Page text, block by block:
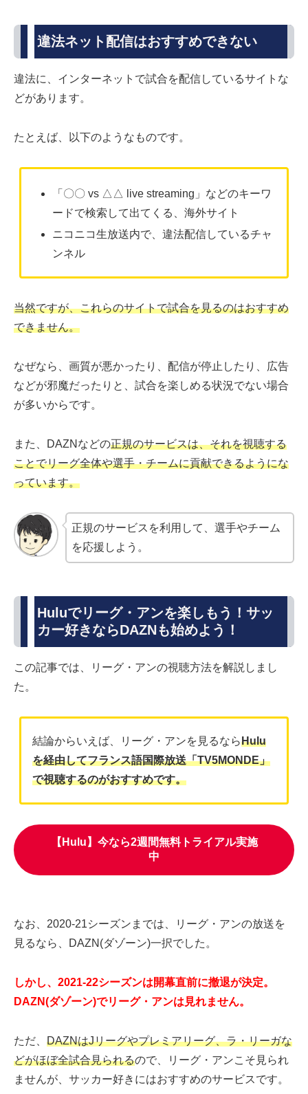
違法ネット配信はおすすめできない
違法に、インターネットで試合を配信しているサイトな
どがあります。
たとえば、以下のようなものです。
「〇〇 vs △△ live streaming」などのキーワ
ードで検索して出てくる、海外サイト
ニコニコ生放送内で、違法配信しているチャ
ンネル
当然ですが、これらのサイトで試合を見るのはおすすめ
できません。
なぜなら、画質が悪かったり、配信が停止したり、広告
などが邪魔だったりと、試合を楽しめる状況でない場合
が多いからです。
また、DAZNなどの正規のサービスは、それを視聴する
ことでリーグ全体や選手・チームに貢献できるようにな
っています。
正規のサービスを利用して、選手やチーム
を応援しよう。
Huluでリーグ・アンを楽しもう！サッ
カー好きならDAZNも始めよう！
この記事では、リーグ・アンの視聴方法を解説しまし
た。
結論からいえば、リーグ・アンを見るならHulu
を経由してフランス語国際放送「TV5MONDE」
で視聴するのがおすすめです。
【Hulu】今なら2週間無料トライアル実施
中
なお、2020-21シーズンまでは、リーグ・アンの放送を
見るなら、DAZN(ダゾーン)一択でした。
しかし、2021-22シーズンは開幕直前に撤退が決定。
DAZN(ダゾーン)でリーグ・アンは見れません。
ただ、 DAZNはJリーグやプレミアリーグ、ラ・リーガな
どがほぼ全試合見られるので、リーグ・アンこそ見られ
ませんが、サッカー好きにはおすすめのサービスです。